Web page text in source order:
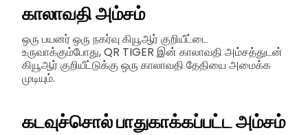
காலாவதி அம்சம்
ஒரு பயனர் ஒரு நகர்வு கியூஆர் குறியீட்டை
உருவாக்கும்போது, QR TIGER இன் காலாவதி அம்சத்துடன்
கியூஆர் குறியீட்டுக்கு ஒரு காலாவதி தேதியை அமைக்க
முடியும்.
கடவுச்சொல் பாதுகாக்கப்பட்ட அம்சம்